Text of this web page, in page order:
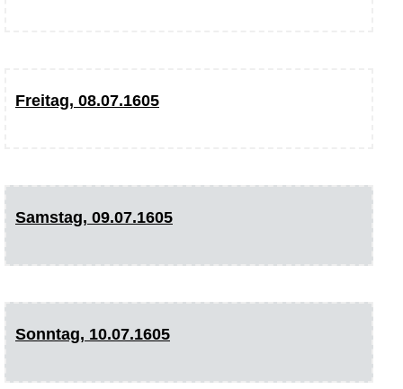
Freitag, 08.07.1605
Samstag, 09.07.1605
Sonntag, 10.07.1605